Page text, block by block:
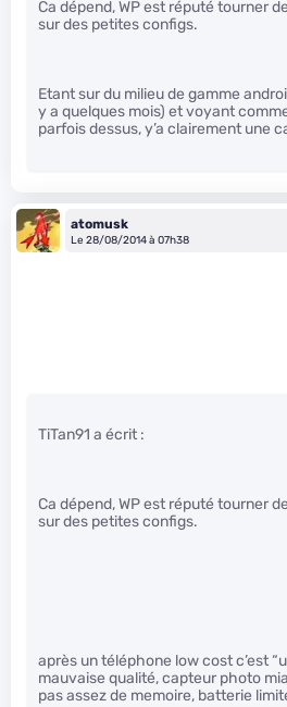
Ca dépend, WP est réputé tourner
sur des petites configs.
Etant sur du milieu de gamme
y a quelques mois) et voyant
parfois dessus, y’a clairement une
atomusk
Le 28/08/2014 à 07h38
TiTan91 a écrit :
Ca dépend, WP est réputé tourner
sur des petites configs.
après un téléphone low cost c’est
mauvaise qualité, capteur photo
pas assez de memoire, batterie